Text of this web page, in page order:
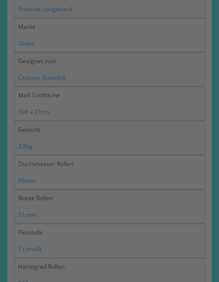
Freeride Longboard
Marke
Globe
Geeignet zum
Cruisen, Downhill
Maß Trittfläche
106 x 27cm
Gewicht
3.8kg
Durchmesser Rollen
69mm
Breite Rollen
51mm
Flexstufe
1 (small)
Härtegrad Rollen